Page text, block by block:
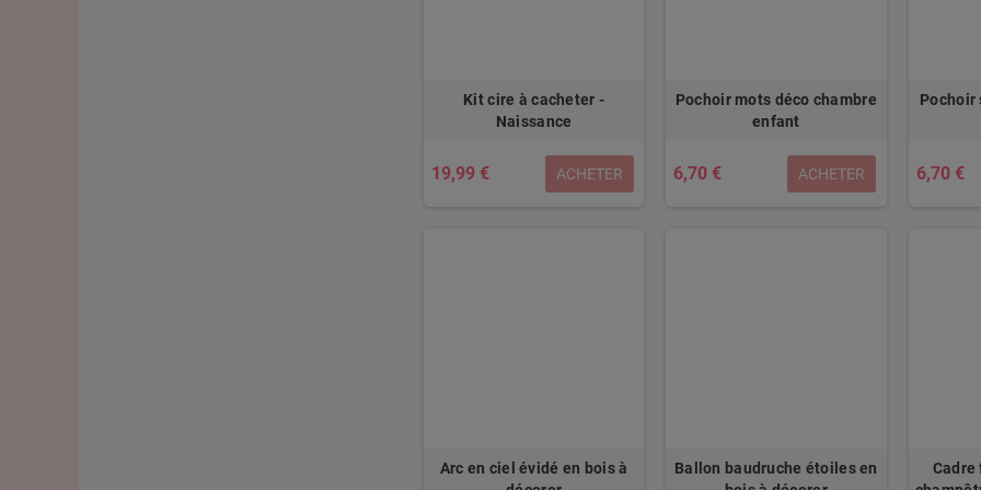
Kit cire à cacheter -
Naissance
19,99 € ACHETER
Pochoir mots déco chambre
enfant
6,70 € ACHETER
Pochoir
6,70 €
Arc en ciel évidé en bois à
Ballon baudruche étoiles en
Cadre